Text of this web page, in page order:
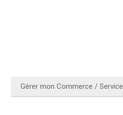
Gérer mon Commerce / Service